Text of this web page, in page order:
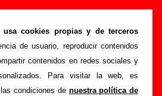
usa cookies propias y de terceros
de usuario, reproducir contenidos
contenidos en redes sociales y
Para visitar la web, es
condiciones de nuestra política de
canción de The Pribata
> Canciones >Nowadays hero
todo tipo de información
hero" interpretada por